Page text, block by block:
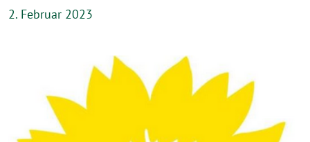
2. Februar 2023